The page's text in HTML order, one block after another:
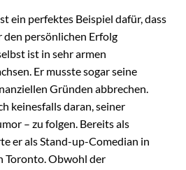
ein perfektes Beispiel dafür, dass
persönlichen Erfolg
ist in sehr armen
Er musste sogar seine
Gründen abbrechen.
keinesfalls daran, seiner
– zu folgen. Bereits als
er als Stand-up-Comedian in
Toronto. Obwohl der